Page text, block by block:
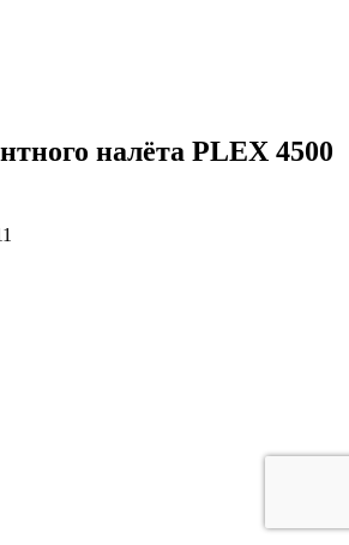
налёта PLEX 4500